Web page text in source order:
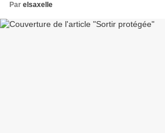
Par elsaxelle